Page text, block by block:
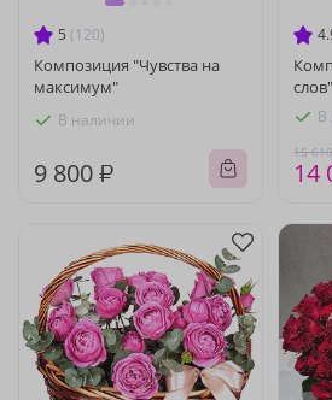
5 (120)
Композиция "Чувства на
максимум"
В наличии
9 800 ₽
слов"
В
15
14